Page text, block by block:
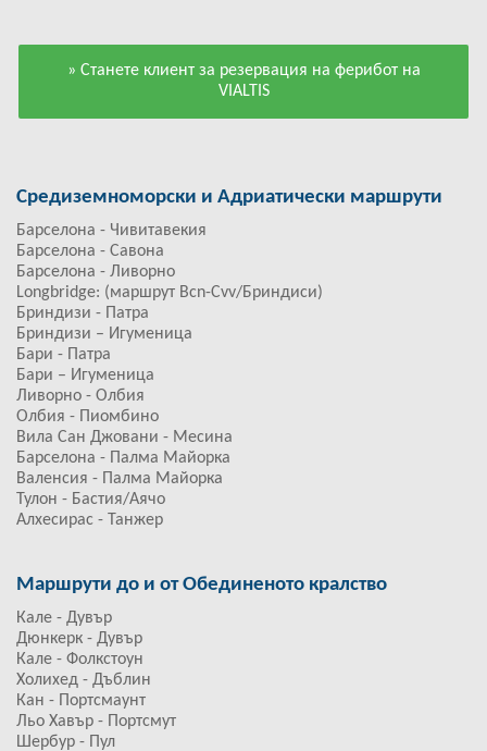
» Станете клиент за резервация на ферибот на
VIALTIS
Средиземноморски и Адриатически маршрути
Барселона - Чивитавекия
Барселона - Савона
Барселона - Ливорно
Longbridge: (маршрут Bcn-Cvv/Бриндиси)
Бриндизи - Патра
Бриндизи – Игуменица
Бари - Патра
Бари – Игуменица
Ливорно - Олбия
Олбия - Пиомбино
Вила Сан Джовани - Месина
Барселона - Палма Майорка
Валенсия - Палма Майорка
Тулон - Бастия/Аячо
Алхесирас - Танжер
Маршрути до и от Обединеното кралство
Кале - Дувър
Дюнкерк - Дувър
Кале - Фолкстоун
Холихед - Дъблин
Кан - Портсмаунт
Льо Хавър - Портсмут
Шербур - Пул